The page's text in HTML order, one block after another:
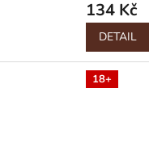
134 Kč
DETAIL
18+